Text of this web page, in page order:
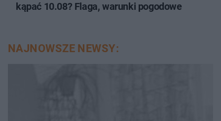
kąpać 10.08? Flaga, warunki pogodowe
NAJNOWSZE NEWSY: